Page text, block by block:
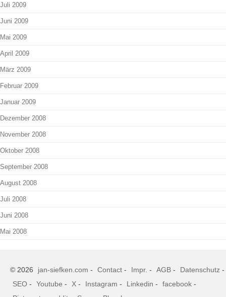
Juli 2009
Juni 2009
Mai 2009
April 2009
März 2009
Februar 2009
Januar 2009
Dezember 2008
November 2008
Oktober 2008
September 2008
August 2008
Juli 2008
Juni 2008
Mai 2008
© 2026 jan-siefken.com - Contact - Impr. - AGB - Datenschutz -
SEO - Youtube - X - Instagram - Linkedin - facebook -